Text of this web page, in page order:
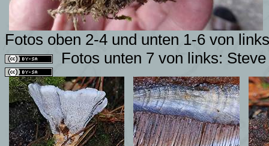
Fotos oben 2-4 und unten 1-6 von
Fotos unten 7 von links: